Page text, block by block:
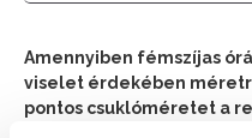
Amennyiben fémszíjas
viselet érdekében
pontos csuklóméretet a